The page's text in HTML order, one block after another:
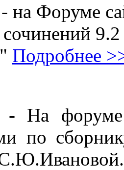
- на Форуме
Подробнее
- На форуме
по